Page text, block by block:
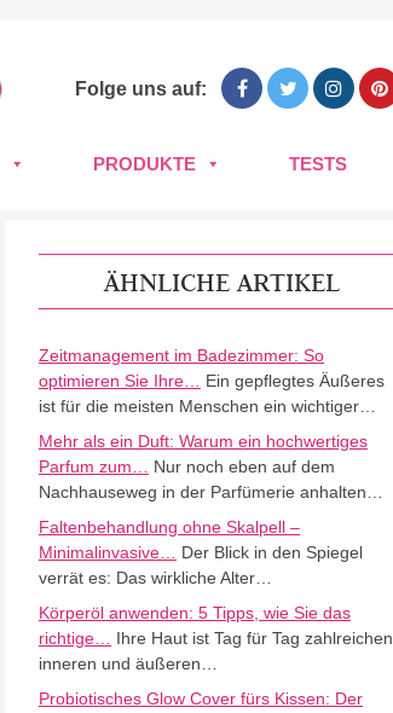
Folge uns auf:
PRODUKTE TESTS
ÄHNLICHE ARTIKEL
Zeitmanagement im Badezimmer: So
optimieren Sie Ihre…
Ein gepflegtes Äußeres
ist für die meisten Menschen ein wichtiger…
Mehr als ein Duft: Warum ein hochwertiges
Parfum zum…
Nur noch eben auf dem
Nachhauseweg in der Parfümerie anhalten…
Faltenbehandlung ohne Skalpell –
Minimalinvasive…
Der Blick in den Spiegel
verrät es: Das wirkliche Alter…
Körperöl anwenden: 5 Tipps, wie Sie das
richtige…
Ihre Haut ist Tag für Tag zahlreichen
inneren und äußeren…
Probiotisches Glow Cover fürs Kissen: Der